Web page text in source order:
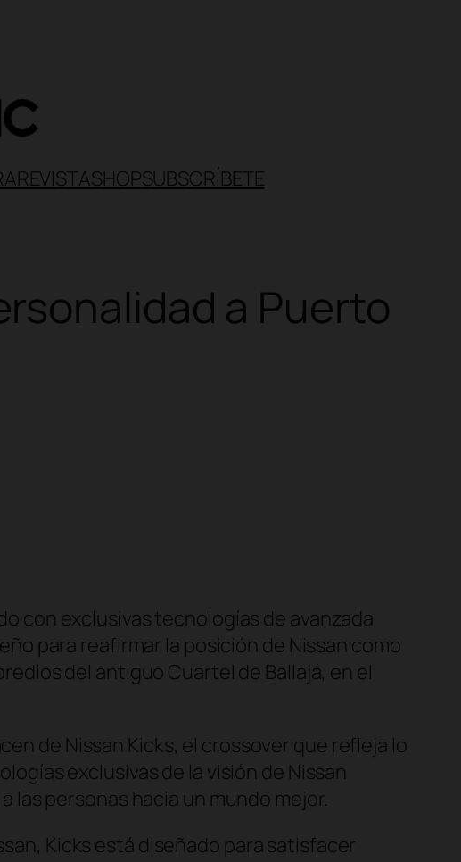
REVISTASHOPSUBSCRÍBETE
a Puerto
con exclusivas tecnologías de avanzada
para reafirmar la posición de Nissan como
del antiguo Cuartel de Ballajá, en el
de Nissan Kicks, el crossover que refleja lo
exclusivas de la visión de Nissan
personas hacia un mundo mejor.
Kicks está diseñado para satisfacer